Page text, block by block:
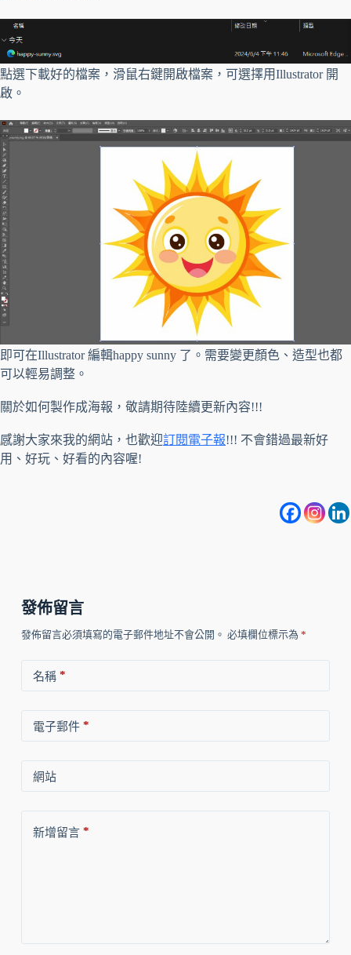
點選下載好的檔案，滑鼠右鍵開啟檔案，可選擇用Illustrator 開
啟。
即可在Illustrator 編輯happy sunny 了。需要變更顏色、造型也都
可以輕易調整。
關於如何製作成海報，敬請期待陸續更新內容!!!
感謝大家來我的網站，也歡迎訂閱電子報!!! 不會錯過最新好
用、好玩、好看的內容喔!
發佈留言
發佈留言必須填寫的電子郵件地址不會公開。 必填欄位標示為 *
名稱 *
電子郵件*
網站
新增留言*